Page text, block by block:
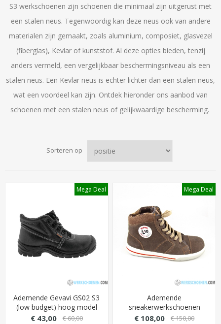
S3 werkschoenen zijn schoenen die minimaal zijn uitgerust met
een stalen neus. Tegenwoordig kan deze neus ook van andere
materialen zijn gemaakt, zoals aluminium, composiet, glasvezel
(fiberglas), Kevlar of kunststof. Al deze opties bieden, tenzij
anders vermeld, een vergelijkbaar beschermingsniveau als een
stalen neus. Een Kevlar neus is echter lichter dan een stalen neus,
wat een voordeel kan zijn. Ontdek hieronder ons aanbod van
schoenen met een stalen neus of gelijkwaardige bescherming.
Sorteren op
Mega Deal
Ademende Gevavi GS02 S3
(low budget) hoog model
met PU overneus - Kleur
€ 43,00 € 60,00
Mega Deal
Ademende
sneakerwerkschoenen
Elten Emotion S3 hoog
€ 108,00 € 150,00